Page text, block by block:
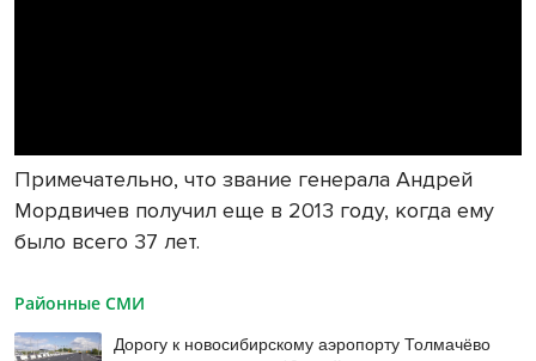
Примечательно, что звание генерала Андрей
Мордвичев получил еще в 2013 году, когда ему
было всего 37 лет.
Районные СМИ
Дорогу к новосибирскому аэропорту Толмачёво